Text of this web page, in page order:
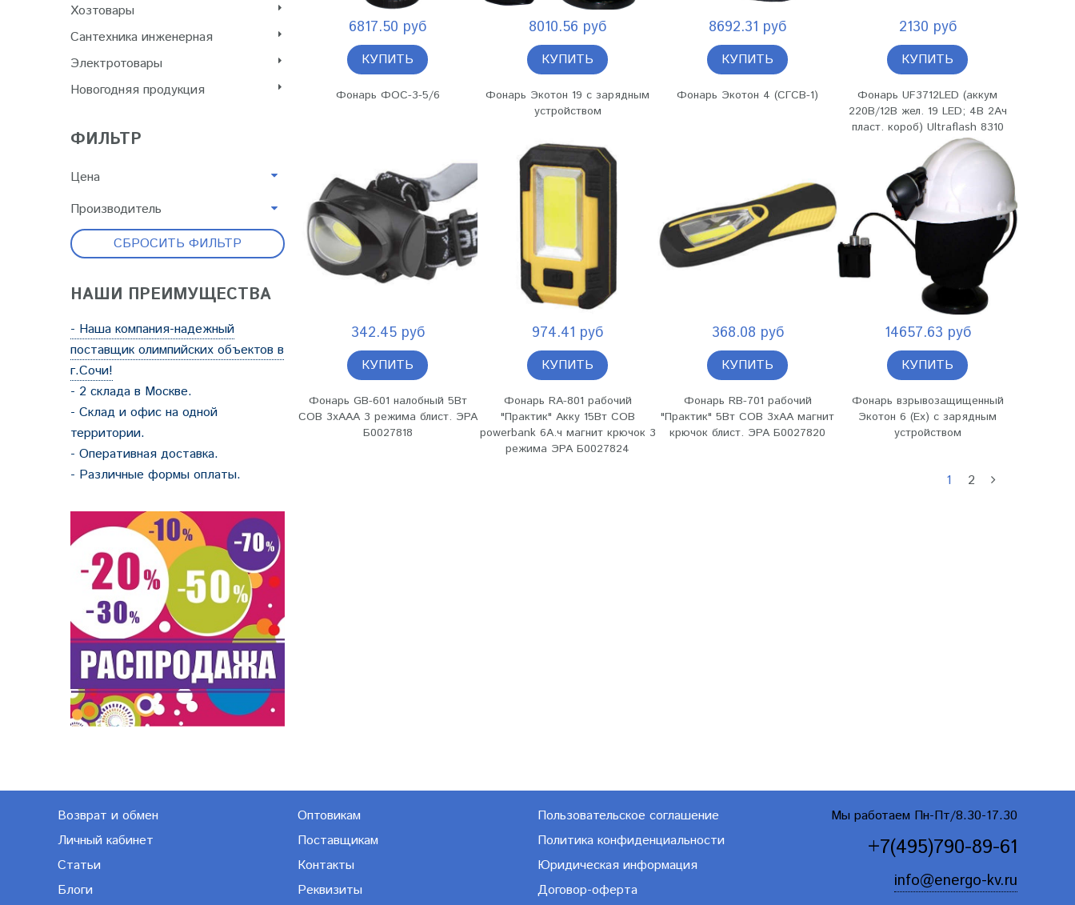
Хозтовары
Сантехника инженерная
Электротовары
Новогодняя продукция
ФИЛЬТР
Цена
Производитель
СБРОСИТЬ ФИЛЬТР
НАШИ ПРЕИМУЩЕСТВА
- Наша компания-надежный
поставщик олимпийских объектов в
г.Сочи!
- 2 склада в Москве.
- Склад и офис на одной
территории.
- Оперативная доставка.
- Различные формы оплаты.
6817.50 руб
КУПИТЬ
Фонарь ФОС-3-5/6
8010.56 руб
КУПИТЬ
Фонарь Экотон 19 с зарядным
устройством
8692.31 руб
КУПИТЬ
Фонарь Экотон 4 (СГСВ-1)
2130 руб
КУПИТЬ
Фонарь UF3712LED (аккум
220В/12В жел. 19 LED; 4В 2Ач
пласт. короб) Ultraflash 8310
342.45 руб
КУПИТЬ
Фонарь GB-601 налобный 5Вт
COB 3хААА 3 режима блист. ЭРА
Б0027818
974.41 руб
КУПИТЬ
Фонарь RA-801 рабочий
"Практик" Акку 15Вт COB
powerbank 6А.ч магнит крючок 3
режима ЭРА Б0027824
368.08 руб
КУПИТЬ
Фонарь RB-701 рабочий
"Практик" 5Вт COB 3хAA магнит
крючок блист. ЭРА Б0027820
14657.63 руб
КУПИТЬ
Фонарь взрывозащищенный
Экотон 6 (Ex) с зарядным
устройством
1 2
Возврат и обмен
Личный кабинет
Статьи
Блоги
Оптовикам
Поставщикам
Контакты
Реквизиты
Пользовательское соглашение
Политика конфиденциальности
Юридическая информация
Договор-оферта
Мы работаем Пн-Пт/8.30-17.30
+7(495)790-89-61
info@energo-kv.ru